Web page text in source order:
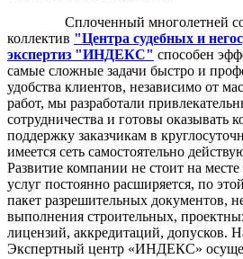
Сплоченный многолетней
коллектив "Центра судебных и
экспертиз "ИНДЕКС" способен
самые сложные задачи быстро и
удобства клиентов, независимо от
работ, мы разработали
сотрудничества и готовы оказывать
поддержку заказчикам в
имеется сеть самостоятельно
Развитие компании не стоит на
услуг постоянно расширяется, по
пакет разрешительных документов,
выполнения строительных,
лицензий, аккредитаций, допусков.
Экспертный центр «ИНДЕКС»